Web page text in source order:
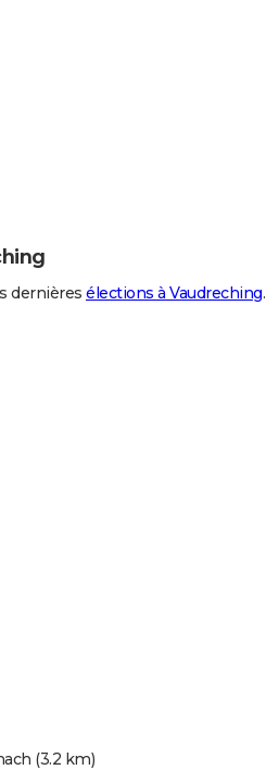
dernières élections à Vaudreching.
(3.2 km)